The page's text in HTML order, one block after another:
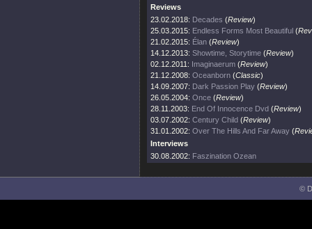
Reviews
23.02.2018: Decades (Review)
25.03.2015: Endless Forms Most Beautiful (
21.02.2015: Élan (Review)
14.12.2013: Showtime, Storytime (Review)
02.12.2011: Imaginaerum (Review)
21.12.2008: Oceanborn (Classic)
14.09.2007: Dark Passion Play (Review)
26.05.2004: Once (Review)
28.11.2003: End Of Innocence Dvd (Review)
03.07.2002: Century Child (Review)
31.01.2002: Over The Hills And Far Away (
Interviews
30.08.2002: Faszination Ozean
©